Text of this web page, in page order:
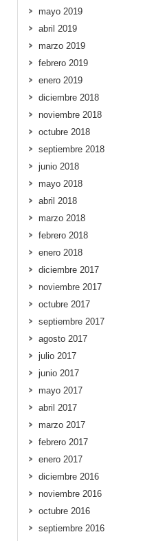
mayo 2019
abril 2019
marzo 2019
febrero 2019
enero 2019
diciembre 2018
noviembre 2018
octubre 2018
septiembre 2018
junio 2018
mayo 2018
abril 2018
marzo 2018
febrero 2018
enero 2018
diciembre 2017
noviembre 2017
octubre 2017
septiembre 2017
agosto 2017
julio 2017
junio 2017
mayo 2017
abril 2017
marzo 2017
febrero 2017
enero 2017
diciembre 2016
noviembre 2016
octubre 2016
septiembre 2016